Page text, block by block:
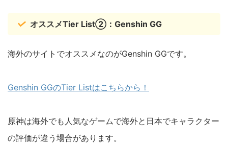
オススメTier List②：Genshin GG
海外のサイトでオススメなのがGenshin GGです。
Genshin GGのTier Listはこちらから！
原神は海外でも人気なゲームで海外と日本でキャラクター
の評価が違う場合があります。